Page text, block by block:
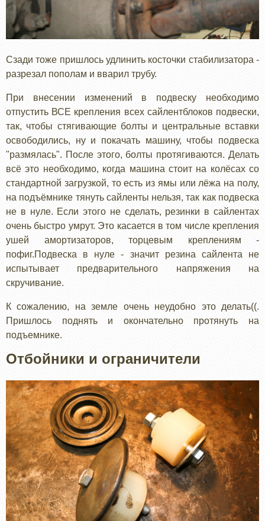
Сзади тоже пришлось удлинить косточки стабилизатора -
разрезал пополам и вварил трубу.
При внесении изменений в подвеску необходимо
отпустить ВСЕ крепления всех сайлентблоков подвески,
так, чтобы стягивающие болты и центральные вставки
освободились, ну и покачать машину, чтобы подвеска
"размялась". После этого, болты протягиваются. Делать
всё это необходимо, когда машина стоит на колёсах со
стандартной загрузкой, то есть из ямы или лёжа на полу,
на подъёмнике тянуть сайленты нельзя, так как подвеска
не в нуле. Если этого не сделать, резинки в сайлентах
очень быстро умрут. Это касается в том числе крепления
ушей амортизаторов, торцевым креплениям -
пофиг.Подвеска в нуле - значит резина сайлента не
испытывает предварительного напряжения на
скручивание.
К сожалению, на земле очень неудобно это делать((.
Пришлось поднять и окончательно протянуть на
подъемнике.
Отбойники и ограничители